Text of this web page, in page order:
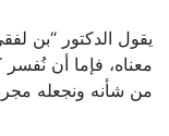
يقول الدكتور “بن
معناه، فإما أن
من شأنه ونجعله